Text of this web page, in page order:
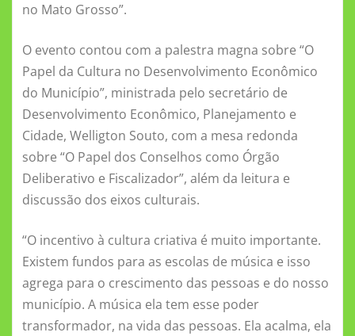
no Mato Grosso”.
O evento contou com a palestra magna sobre “O
Papel da Cultura no Desenvolvimento Econômico
do Município”, ministrada pelo secretário de
Desenvolvimento Econômico, Planejamento e
Cidade, Welligton Souto, com a mesa redonda
sobre “O Papel dos Conselhos como Órgão
Deliberativo e Fiscalizador”, além da leitura e
discussão dos eixos culturais.
“O incentivo à cultura criativa é muito importante.
Existem fundos para as escolas de música e isso
agrega para o crescimento das pessoas e do nosso
município. A música ela tem esse poder
transformador, na vida das pessoas. Ela acalma, ela